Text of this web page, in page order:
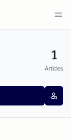
1
Articles